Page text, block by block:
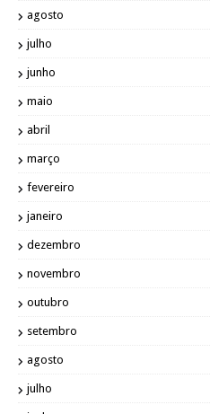
agosto
julho
junho
maio
abril
março
fevereiro
janeiro
dezembro
novembro
outubro
setembro
agosto
julho